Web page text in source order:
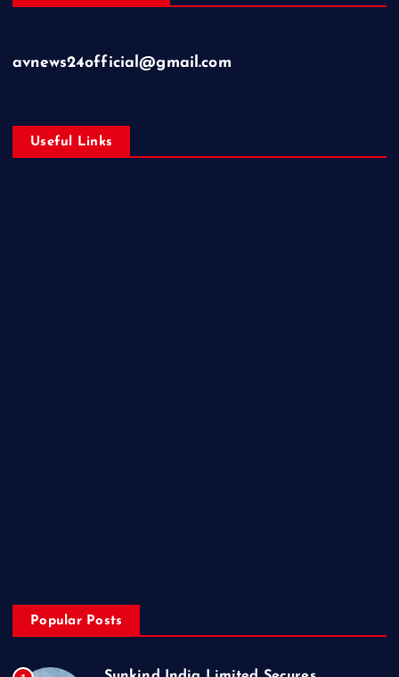
avnews24official@gmail.com
Useful Links
Popular Posts